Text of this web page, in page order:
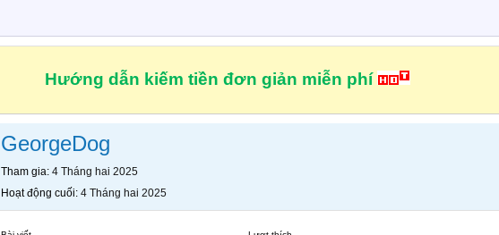
Hướng dẫn kiếm tiền đơn giản miễn phí
GeorgeDog
Tham gia 4 Tháng hai 2025
Hoạt động cuối 4 Tháng hai 2025